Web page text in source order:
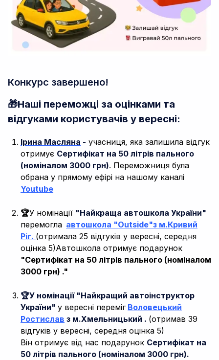
Конкурс завершено!
🎁Наші переможці за оцінками та
відгуками користувачів у вересні:
Ірина Масляна - учасниця, яка залишила відгук
отримує Сертифікат на 50 літрів пального
(номіналом 3000 грн). Переможниця була
обрана у прямому ефірі на нашому каналі
Youtube
🏆У номінації "Найкраща автошкола України"
перемогла автошкола "Outside"з м.Кривий
Ріг. (отримала 25 відгуків у вересні, середня
оцінка 5)Автошкола отримує подарунок
"Сертифікат на 50 літрів пального (номіналом
3000 грн) ."
🏆У номінації "Найкращий автоінструктор
України" у вересні переміг Воловецький
Ростислав з м.Хмельницький . (отримав 39
відгуків у вересні, середня оцінка 5)
Він отримує від нас подарунок Сертифікат на
50 літрів пального (номіналом 3000 грн).